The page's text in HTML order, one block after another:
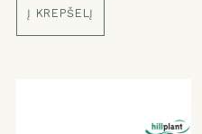
Į KREPŠELĮ